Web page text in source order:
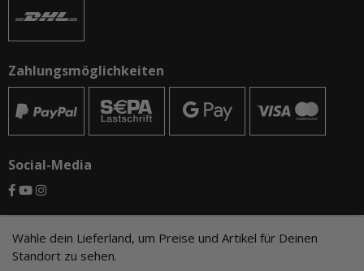
Wähle dein Lieferland, um Preise und Artikel für Deinen
Standort zu sehen.
Zahlungsmöglichkeiten
Social-Media
* Alle Preise inkl. gesetzlicher USt., zzgl.